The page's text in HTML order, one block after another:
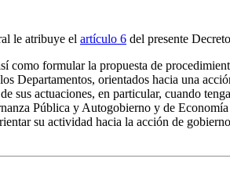
le atribuye el artículo 6 del presente
formular la propuesta de
Departamentos, orientados hacia una
sus actuaciones, en particular, cuando
Pública y Autogobierno y de
su actividad hacia la acción de